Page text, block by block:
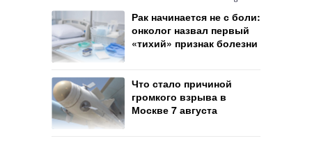
Рак начинается не с боли:
онколог назвал первый
«тихий» признак болезни
Что стало причиной
громкого взрыва в
Москве 7 августа